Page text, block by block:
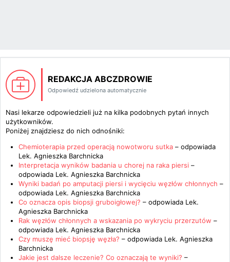
REDAKCJA ABCZDROWIE
Odpowiedź udzielona automatycznie
Nasi lekarze odpowiedzieli już na kilka podobnych pytań innych
użytkowników.
Poniżej znajdziesz do nich odnośniki:
Chemioterapia przed operacją nowotworu sutka – odpowiada
Lek. Agnieszka Barchnicka
Interpretacja wyników badania u chorej na raka piersi –
odpowiada Lek. Agnieszka Barchnicka
Wyniki badań po amputacji piersi i wycięciu węzłów chłonnych –
odpowiada Lek. Agnieszka Barchnicka
Co oznacza opis biopsji gruboigłowej? – odpowiada Lek.
Agnieszka Barchnicka
Rak węzłów chłonnych a wskazania po wykryciu przerzutów –
odpowiada Lek. Agnieszka Barchnicka
Czy muszę mieć biopsję węzła? – odpowiada Lek. Agnieszka
Barchnicka
Jakie jest dalsze leczenie? Co oznaczają te wyniki? –